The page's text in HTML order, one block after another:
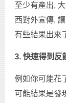
至少有產出,
西對外宣傳,
有些結果出來
3. 快速得到反
例如你可能花
可能結果是發